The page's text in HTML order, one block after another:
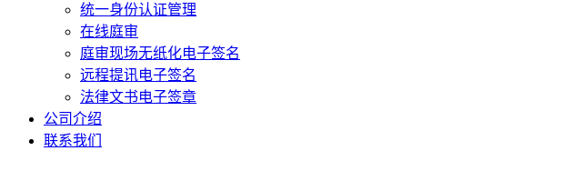
统一身份认证管理
在线庭审
庭审现场无纸化电子签名
远程提讯电子签名
法律文书电子签章
公司介绍
联系我们